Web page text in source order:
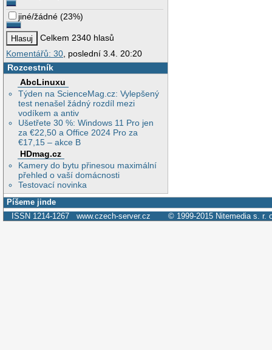
jiné/žádné (23%)
Celkem 2340 hlasů
Komentářů: 30 , poslední 3.4. 20:20
Rozcestník
AbcLinuxu
Týden na ScienceMag.cz: Vylepšený
test nenašel žádný rozdíl mezi
vodíkem a antiv
Ušetřete 30 %: Windows 11 Pro jen
za €22,50 a Office 2024 Pro za
€17,15 – akce B
HDmag.cz
Kamery do bytu přinesou maximální
přehled o vaší domácnosti
Testovací novinka
Píšeme jinde
ISSN 1214-1267 www.czech-server.cz © 1999-2015 Nitemedia s. r.